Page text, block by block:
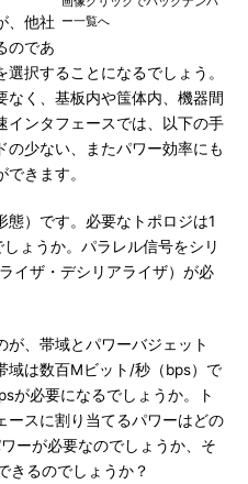
ー一覧へ
、他社
のであ
択することになるでしょう。
く、基板内や筺体内、機器間
インタフェースでは、以下の手
の少ない、またパワー効率にも
きます。
）です。必要なトポロジは1
ょうか。パラレル信号をシリ
イザ・デシリアライザ）が必
、帯域とパワーバジェット
域は数百Mビット/秒（bps）で
が必要になるでしょうか。ト
ースに割り当てるパワーはどの
ーが必要なのでしょうか、そ
きるのでしょうか？